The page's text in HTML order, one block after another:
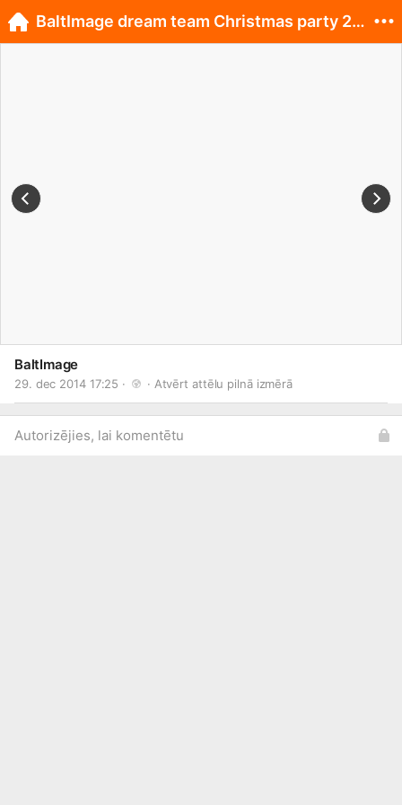
BaltImage
29. dec 2014 17:25 · · Atvērt attēlu pilnā izmērā
Autorizējies, lai komentētu
BaltImage dream team Christmas party 2014.! :)